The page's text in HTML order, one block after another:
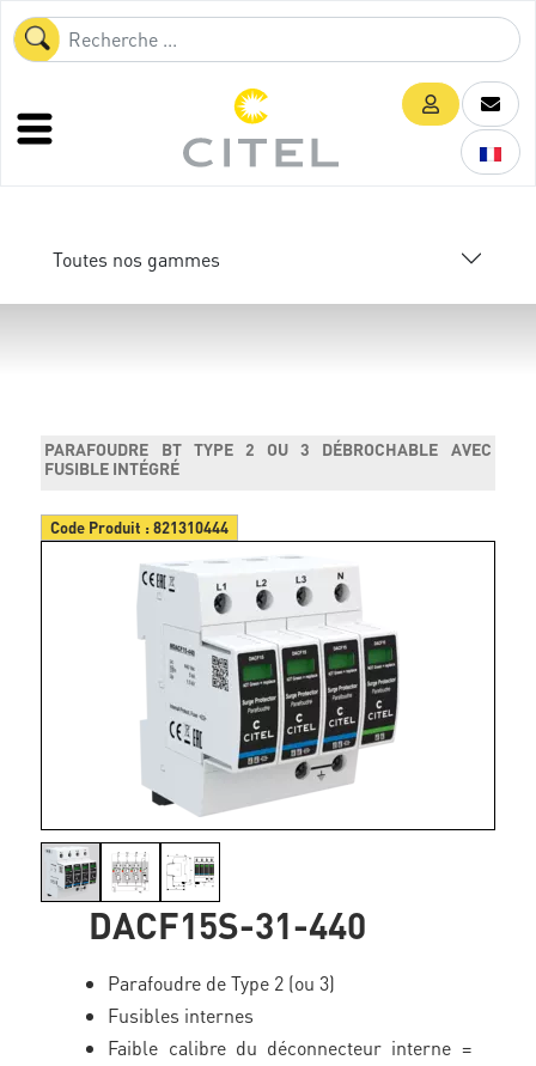
Toutes nos gammes
PARAFOUDRE BT TYPE 2 OU 3 DÉBROCHABLE AVEC
FUSIBLE INTÉGRÉ
Code Produit :821310444
DACF15S-31-440
Parafoudre de Type 2 (ou 3)
Fusibles internes
Faible calibre du déconnecteur interne =